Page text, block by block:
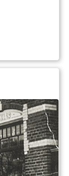
uit
uit Balk.
viool.